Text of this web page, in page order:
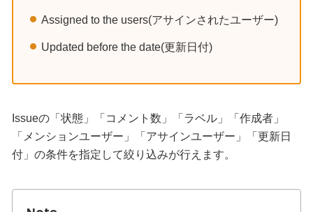
Assigned to the users(アサインされたユーザー)
Updated before the date(更新日付)
Issueの「状態」「コメント数」「ラベル」「作成者」
「メンションユーザー」「アサインユーザー」「更新日
付」の条件を指定して絞り込みが行えます。